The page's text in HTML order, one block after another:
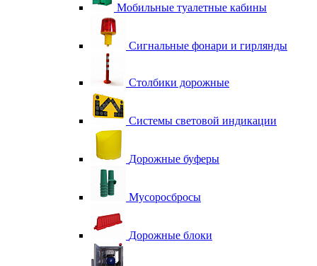
Мобильные туалетные кабины
Сигнальные фонари и гирлянды
Столбики дорожные
Системы световой индикации
Дорожные буферы
Мусоросбросы
Дорожные блоки